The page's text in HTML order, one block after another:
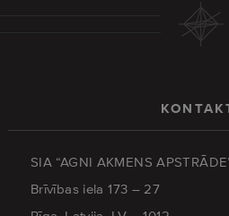
SIA “AGNI AKMENS
Brīvības iela 173 – 27